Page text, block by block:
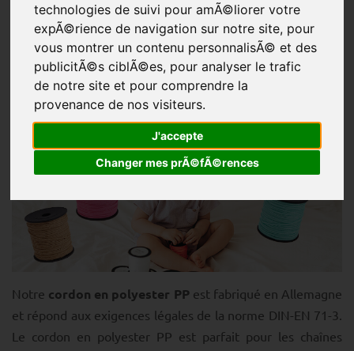
technologies de suivi pour amÃ©liorer votre
expÃ©rience de navigation sur notre site, pour
vous montrer un contenu personnalisÃ© et des
publicitÃ©s ciblÃ©es, pour analyser le trafic
de notre site et pour comprendre la
provenance de nos visiteurs.
J'accepte
Changer mes prÃ©fÃ©rences
Corde Cordon en polyester PP
Cordon de polyester en
polypropylène (PP) pour la
fabrication d'accessoires pour bébés
tels que les chaînes de poupées
Notre cordon en polyester PPest fabriqué en Allemagne
et répond aux exigences légales de la norme DIN-EN 71-3.
Le cordon en polyester PP est parfait pour les chaînes